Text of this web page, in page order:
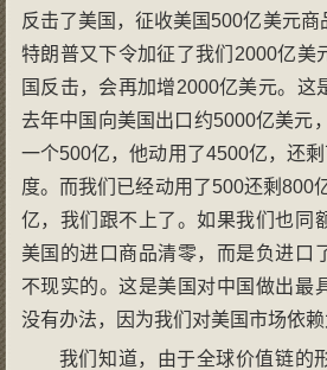
反击了美国，征收美国500亿美元商
特朗普又下令加征了我们2000亿美
国反击，会再加增2000亿美元。这
去年中国向美国出口约5000亿美元
一个500亿，他动用了4500亿，还
度。而我们已经动用了500还剩800
亿，我们跟不上了。如果我们也同
美国的进口商品清零，而是负进口
不现实的。这是美国对中国做出最
没有办法，因为我们对美国市场依赖
我们知道，由于全球价值链的